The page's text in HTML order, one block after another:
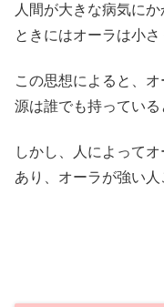
人間が大きな病気に
ときにはオーラは小さ
この思想によると、
源は誰でも持っている
しかし、人によって
あり、オーラが強い人